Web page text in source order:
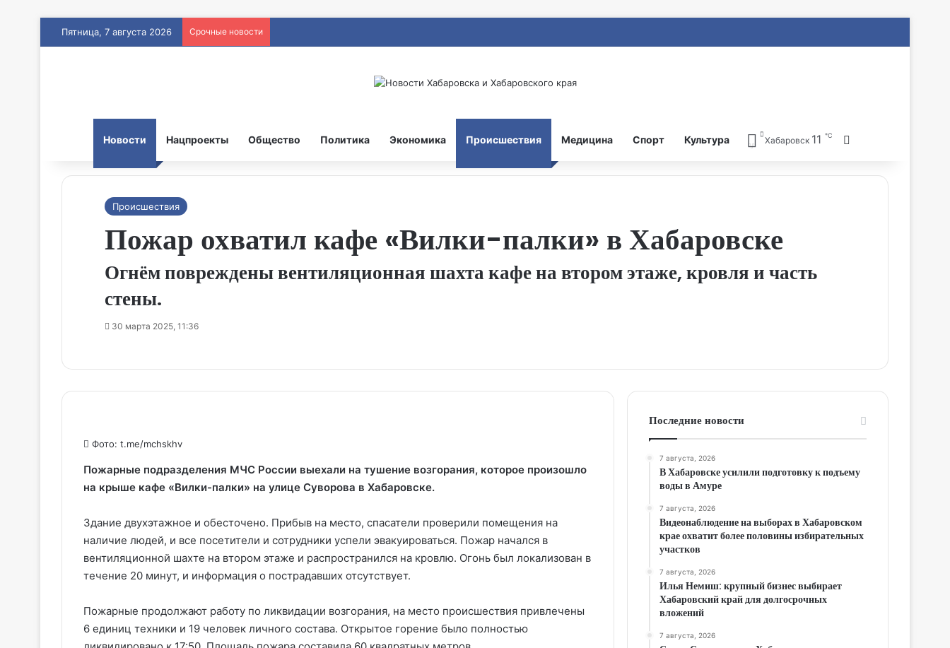
Пятница, 7 августа 2026 Срочные новости
Новости Нацпроекты Общество Политика Экономика Происшествия Медицина Спорт Культура Хабаровск 11 ℃
Происшествия
Пожар охватил кафе «Вилки-палки» в Хабаровске
Огнём повреждены вентиляционная шахта кафе на втором этаже, кровля и часть
стены.
30 марта 2025, 11:36
Фото: t.me/mchskhv
Пожарные подразделения МЧС России выехали на тушение возгорания, которое произошло
на крыше кафе «Вилки-палки» на улице Суворова в Хабаровске.
Здание двухэтажное и обесточено. Прибыв на место, спасатели проверили помещения на
наличие людей, и все посетители и сотрудники успели эвакуироваться. Пожар начался в
вентиляционной шахте на втором этаже и распространился на кровлю. Огонь был локализован в
течение 20 минут, и информация о пострадавших отсутствует.
Пожарные продолжают работу по ликвидации возгорания, на место происшествия привлечены
6 единиц техники и 19 человек личного состава. Открытое горение было полностью
Последние новости
7 августа, 2026
В Хабаровске усилили подготовку к подъему
воды в Амуре
7 августа, 2026
Видеонаблюдение на выборах в Хабаровском
крае охватит более половины избирательных
участков
7 августа, 2026
Илья Немиш: крупный бизнес выбирает
Хабаровский край для долгосрочных
вложений
7 августа, 2026